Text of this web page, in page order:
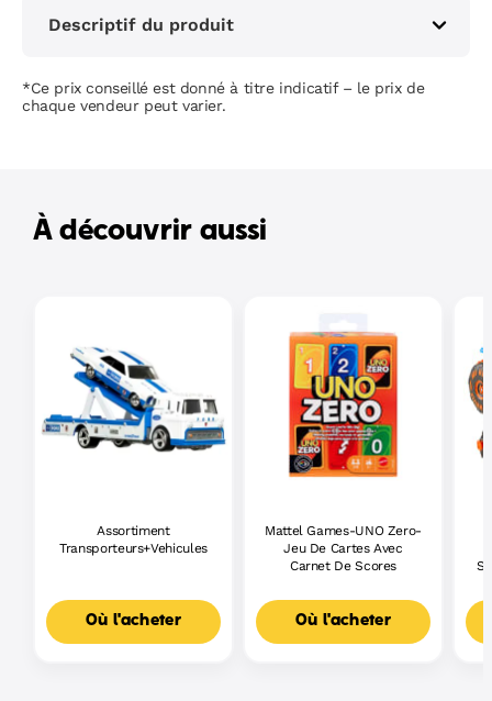
Descriptif du produit
*Ce prix conseillé est donné à titre indicatif – le prix de
chaque vendeur peut varier.
À découvrir aussi
Assortiment
Transporteurs+Vehicules
Où l'acheter
Mattel Games-UNO Zero-
Jeu De Cartes Avec
Carnet De Scores
Où l'acheter